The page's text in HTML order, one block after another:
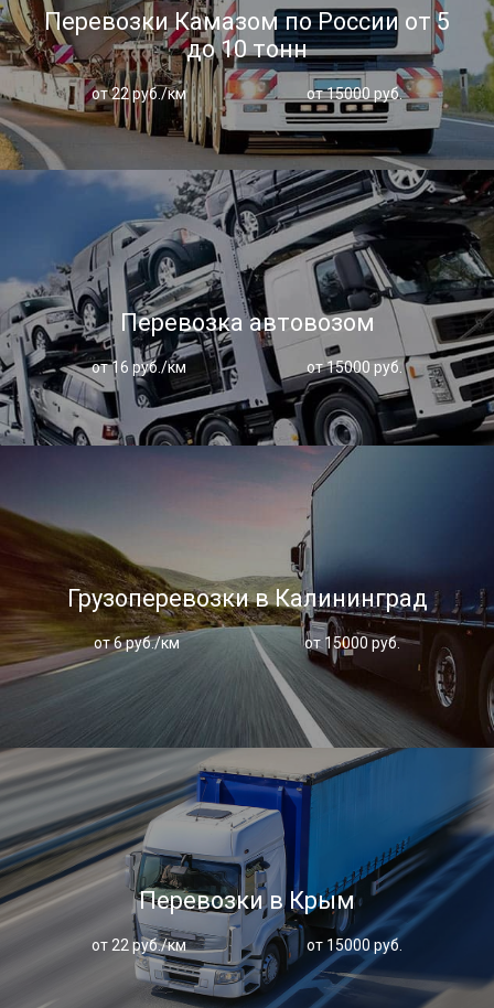
Перевозки Камазом по России от 5
до 10 тонн
от 22 руб./км от 15000 руб.
Перевозка автовозом
от 16 руб./км от 15000 руб.
Грузоперевозки в Калининград
от 6 руб./км от 15000 руб.
Перевозки в Крым
от 22 руб./км от 15000 руб.